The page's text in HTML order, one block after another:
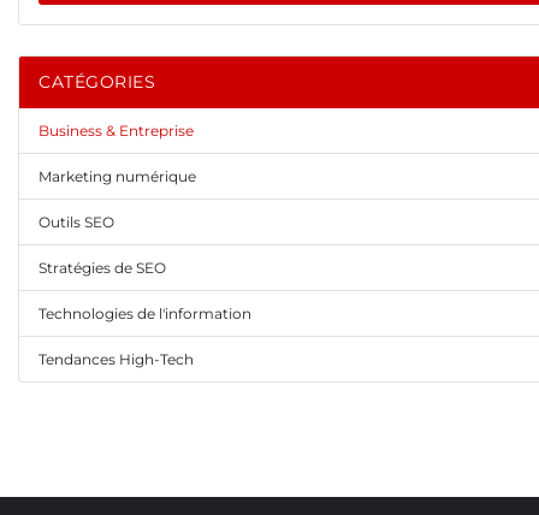
CATÉGORIES
Business & Entreprise
Marketing numérique
Outils SEO
Stratégies de SEO
Technologies de l'information
Tendances High-Tech